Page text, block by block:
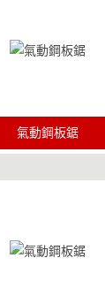
氣動鋼板鋸